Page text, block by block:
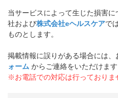
当サービスによって生じた損害
社および株式会社eヘルスケアで
ものとします。
掲載情報に誤りがある場合には、
ォーム からご連絡をいただけま
※お電話での対応は行っておりま